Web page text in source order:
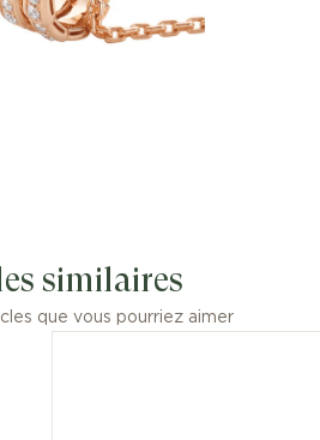
nous invite à voir
comme une source de
similaires
que vous pourriez aimer